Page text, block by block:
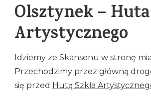
Olsztynek – Huta
Artystycznego
Idziemy ze Skansenu w stronę
Przechodzimy przez główną
się przed Hutą Szkła